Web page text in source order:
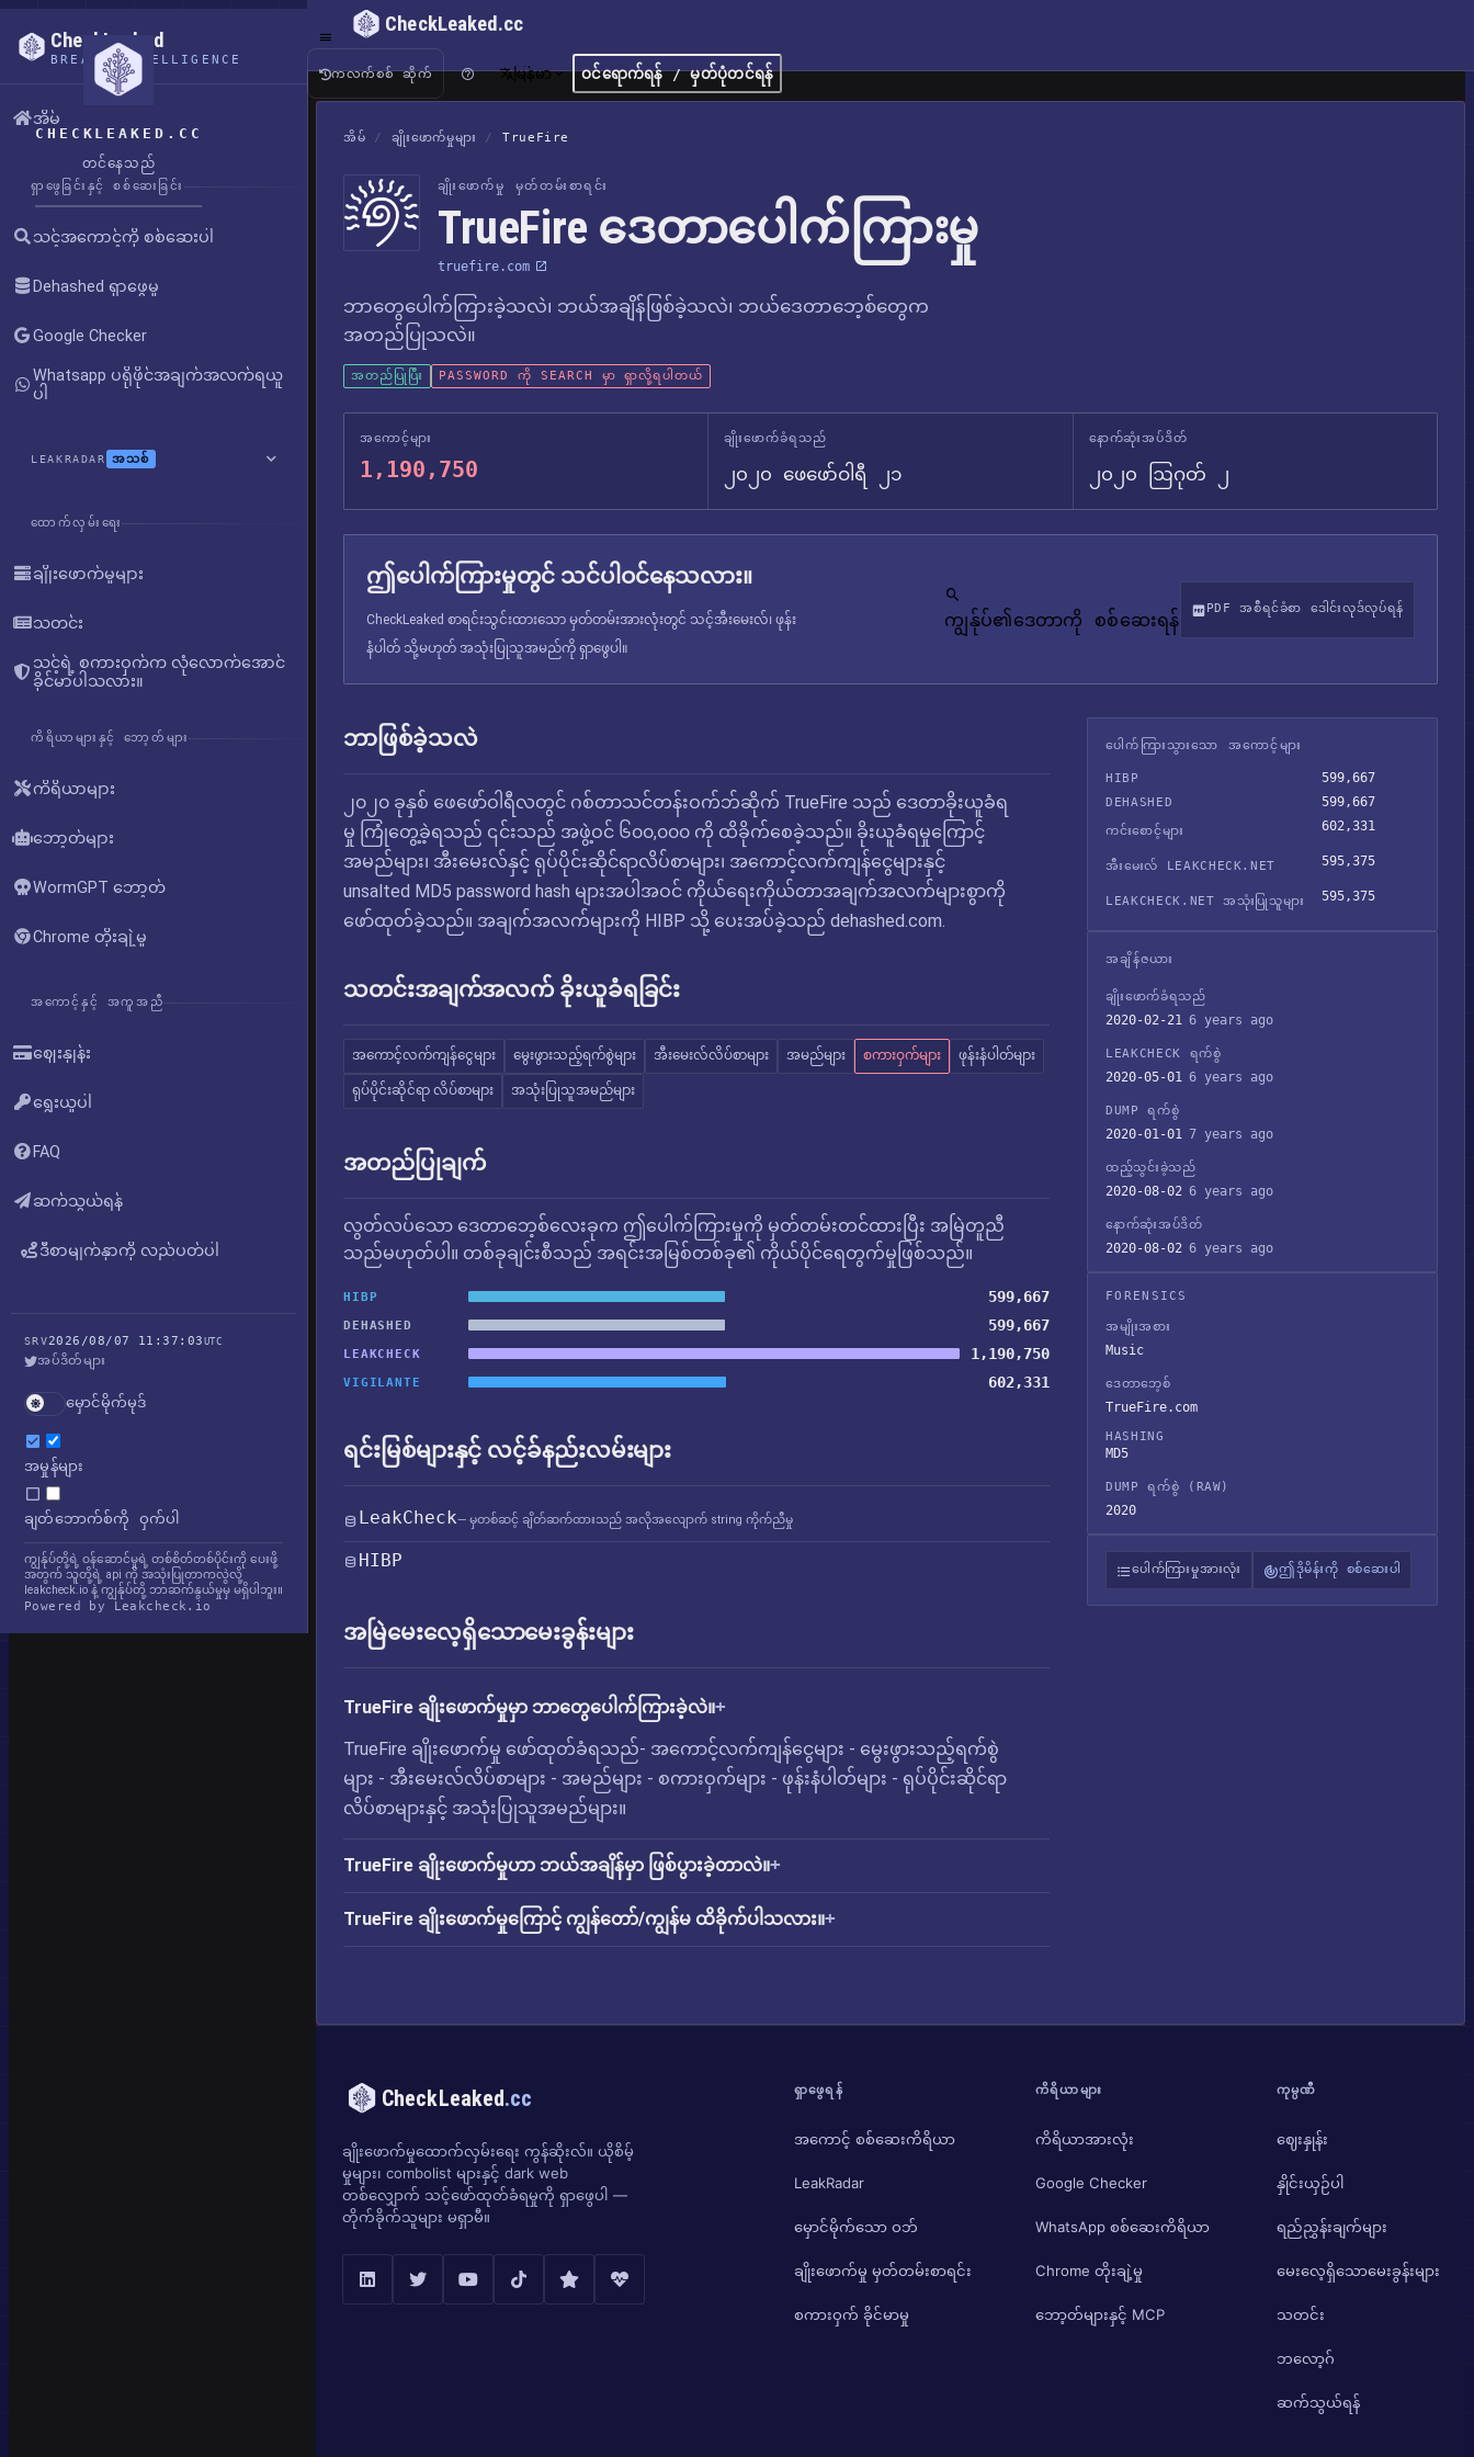
CHECKLEAKED.CC
တင်နေသည်
CheckLeaked
BREACH INTELLIGENCE
အိမ်
ရှာဖွေခြင်းနှင့် စစ်ဆေးခြင်း
သင့်အကောင့်ကို စစ်ဆေးပါ
Dehashed ရှာဖွေမှု
Google Checker
Whatsapp ပရိုဖိုင်အချက်အလက်ရယူ
ပါ
LEAKRADAR အသစ်
ထောက်လှမ်းရေး
ချိုးဖောက်မှုများ
သတင်း
သင့်ရဲ့ စကားဝှက်က လုံလောက်အောင်
ခိုင်မာပါသလား။
ကိရိယာများနှင့် ဘော့တ်များ
ကိရိယာများ
ဘော့တ်များ
WormGPT ဘော့တ်
Chrome တိုးချဲ့မှု
အကောင့်နှင့် အကူအညီ
ဈေးနှုန်း
ရွေးယူပါ
FAQ
ဆက်သွယ်ရန်
ဒီစာမျက်နှာကို လည်ပတ်ပါ
SRV2026/08/07 11:37:03UTC
အပ်ဒိတ်များ
မှောင်မိုက်မုဒ်
အမှုန်များ
ချတ်ဘောက်စ်ကို ဝှက်ပါ
ကျွန်ုပ်တို့ရဲ့ ဝန်ဆောင်မှုရဲ့ တစ်စိတ်တစ်ပိုင်းကို ပေးဖို့
အတွက် သူတို့ရဲ့ api ကို အသုံးပြုတာကလွဲလို့
leakcheck.io နဲ့ ကျွန်ုပ်တို့ ဘာဆက်နွယ်မှုမှ မရှိပါဘူး။
Powered by Leakcheck.io
CheckLeaked.cc
ကလက်စစ် ဆိုက် မြန်မာ ဝင်ရောက်ရန် / မှတ်ပုံတင်ရန်
အိမ် / ချိုးဖောက်မှုများ / TrueFire
ချိုးဖောက်မှု မှတ်တမ်းစာရင်း
TrueFire ဒေတာပေါက်ကြားမှု
truefire.com
ဘာတွေပေါက်ကြားခဲ့သလဲ၊ ဘယ်အချိန်ဖြစ်ခဲ့သလဲ၊ ဘယ်ဒေတာဘေ့စ်တွေက
အတည်ပြုသလဲ။
အတည်ပြုပြီး PASSWORD ကို SEARCH မှာ ရှာလို့ရပါတယ်
အကောင့်များ
1,190,750
ချိုးဖောက်ခံရသည်
၂၀၂၀ ဖေဖော်ဝါရီ ၂၁
နောက်ဆုံးအပ်ဒိတ်
၂၀၂၀ ဩဂုတ် ၂
ဤပေါက်ကြားမှုတွင် သင်ပါဝင်နေသလား။
CheckLeaked စာရင်းသွင်းထားသော မှတ်တမ်းအားလုံးတွင် သင့်အီးမေးလ်၊ ဖုန်း
နံပါတ် သို့မဟုတ် အသုံးပြုသူအမည်ကို ရှာဖွေပါ။
ကျွန်ုပ်၏ဒေတာကို စစ်ဆေးရန်
PDF အစီရင်ခံစာ ဒေါင်းလုဒ်လုပ်ရန်
ဘာဖြစ်ခဲ့သလဲ
၂၀၂၀ ခုနှစ် ဖေဖော်ဝါရီလတွင် ဂစ်တာသင်တန်းဝက်ဘ်ဆိုက် TrueFire သည် ဒေတာခိုးယူခံရ
မှု ကြုံတွေ့ခဲ့ရသည် ၎င်းသည် အဖွဲ့ဝင် ၆၀၀,၀၀၀ ကို ထိခိုက်စေခဲ့သည်။ ခိုးယူခံရမှုကြောင့်
အမည်များ၊ အီးမေးလ်နှင့် ရုပ်ပိုင်းဆိုင်ရာလိပ်စာများ၊ အကောင့်လက်ကျန်ငွေများနှင့်
unsalted MD5 password hash များအပါအဝင် ကိုယ်ရေးကိုယ်တာအချက်အလက်များစွာကို
ဖော်ထုတ်ခဲ့သည်။ အချက်အလက်များကို HIBP သို့ ပေးအပ်ခဲ့သည် dehashed.com.
သတင်းအချက်အလက် ခိုးယူခံရခြင်း
အကောင့်လက်ကျန်ငွေများ မွေးဖွားသည့်ရက်စွဲများ အီးမေးလ်လိပ်စာများ အမည်များ စကားဝှက်များ ဖုန်းနံပါတ်များ
ရုပ်ပိုင်းဆိုင်ရာ လိပ်စာများ အသုံးပြုသူအမည်များ
အတည်ပြုချက်
လွတ်လပ်သော ဒေတာဘေ့စ်လေးခုက ဤပေါက်ကြားမှုကို မှတ်တမ်းတင်ထားပြီး အမြဲတူညီ
သည်မဟုတ်ပါ။ တစ်ခုချင်းစီသည် အရင်းအမြစ်တစ်ခု၏ ကိုယ်ပိုင်ရေတွက်မှုဖြစ်သည်။
HIBP 599,667
DEHASHED 599,667
LEAKCHECK 1,190,750
VIGILANTE 602,331
ရင်းမြစ်များနှင့် လင့်ခ်နည်းလမ်းများ
LeakCheck— မှတစ်ဆင့် ချိတ်ဆက်ထားသည် အလိုအလျောက် string ကိုက်ညီမှု
HIBP
အမြဲမေးလေ့ရှိသောမေးခွန်းများ
TrueFire ချိုးဖောက်မှုမှာ ဘာတွေပေါက်ကြားခဲ့လဲ။
TrueFire ချိုးဖောက်မှု ဖော်ထုတ်ခံရသည်- အကောင့်လက်ကျန်ငွေများ - မွေးဖွားသည့်ရက်စွဲ
များ - အီးမေးလ်လိပ်စာများ - အမည်များ - စကားဝှက်များ - ဖုန်းနံပါတ်များ - ရုပ်ပိုင်းဆိုင်ရာ
လိပ်စာများနှင့် အသုံးပြုသူအမည်များ။
TrueFire ချိုးဖောက်မှုဟာ ဘယ်အချိန်မှာ ဖြစ်ပွားခဲ့တာလဲ။
TrueFire ချိုးဖောက်မှုကြောင့် ကျွန်တော်/ကျွန်မ ထိခိုက်ပါသလား။
ပေါက်ကြားသွားသော အကောင့်များ
HIBP 599,667
DEHASHED 599,667
ကင်းစောင့်များ 602,331
အီးမေးလ် LEAKCHECK.NET 595,375
LEAKCHECK.NET အသုံးပြုသူများ 595,375
အချိန်ဇယား
ချိုးဖောက်ခံရသည်
2020-02-21 6 years ago
LEAKCHECK ရက်စွဲ
2020-05-01 6 years ago
DUMP ရက်စွဲ
2020-01-01 7 years ago
ထည့်သွင်းခဲ့သည်
2020-08-02 6 years ago
နောက်ဆုံးအပ်ဒိတ်
2020-08-02 6 years ago
FORENSICS
အမျိုးအစား
Music
ဒေတာဘေ့စ်
TrueFire.com
HASHING
MD5
DUMP ရက်စွဲ (RAW)
2020
ပေါက်ကြားမှုအားလုံး ဤဒိုမိန်းကို စစ်ဆေးပါ
CheckLeaked.cc
ချိုးဖောက်မှုထောက်လှမ်းရေး ကွန်ဆိုးလ်။ ယိုစိမ့်
မှုများ၊ combolist များနှင့် dark web
တစ်လျှောက် သင့်ဖော်ထုတ်ခံရမှုကို ရှာဖွေပါ —
တိုက်ခိုက်သူများ မရှာမီ။
ရှာဖွေရန်
အကောင့် စစ်ဆေးကိရိယာ
LeakRadar
မှောင်မိုက်သော ဝဘ်
ချိုးဖောက်မှု မှတ်တမ်းစာရင်း
စကားဝှက် ခိုင်မာမှု
ကိရိယာများ
ကိရိယာအားလုံး
Google Checker
WhatsApp စစ်ဆေးကိရိယာ
Chrome တိုးချဲ့မှု
ဘော့တ်များနှင့် MCP
ကုမ္ပဏီ
ဈေးနှုန်း
နှိုင်းယှဉ်ပါ
ရည်ညွှန်းချက်များ
မေးလေ့ရှိသောမေးခွန်းများ
သတင်း
ဘလော့ဂ်
ဆက်သွယ်ရန်